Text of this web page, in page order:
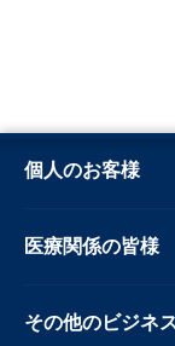
個人のお客様
医療関係の皆様
その他のビジネ